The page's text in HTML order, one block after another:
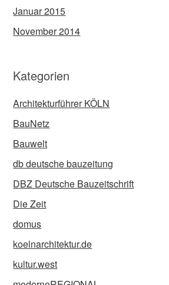
Januar 2015
November 2014
Kategorien
Architekturführer KÖLN
BauNetz
Bauwelt
db deutsche bauzeitung
DBZ Deutsche Bauzeitschrift
Die Zeit
domus
koelnarchitektur.de
kultur.west